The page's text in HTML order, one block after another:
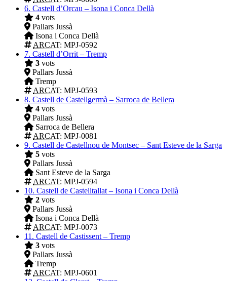
6. Castell d’Orcau – Isona i Conca Dellà
4 vots
Pallars Jussà
Isona i Conca Dellà
ARCAT: MPJ-0592
7. Castell d’Orrit – Tremp
3 vots
Pallars Jussà
Tremp
ARCAT: MPJ-0593
8. Castell de Castellgermà – Sarroca de Bellera
4 vots
Pallars Jussà
Sarroca de Bellera
ARCAT: MPJ-0081
9. Castell de Castellnou de Montsec – Sant Esteve de la Sarga
5 vots
Pallars Jussà
Sant Esteve de la Sarga
ARCAT: MPJ-0594
10. Castell de Castelltallat – Isona i Conca Dellà
2 vots
Pallars Jussà
Isona i Conca Dellà
ARCAT: MPJ-0073
11. Castell de Castissent – Tremp
3 vots
Pallars Jussà
Tremp
ARCAT: MPJ-0601